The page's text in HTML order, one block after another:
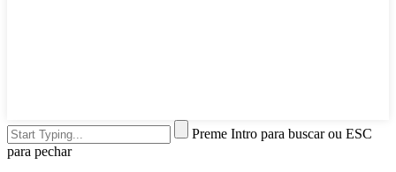
Preme Intro para buscar ou ESC
para pechar